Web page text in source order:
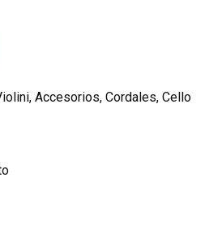
, Accesorios, Cordales, Cello